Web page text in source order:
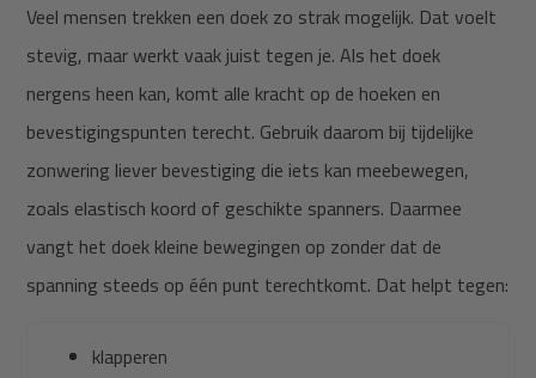
Veel mensen trekken een doek zo strak mogelijk. Dat voelt
stevig, maar werkt vaak juist tegen je. Als het doek
nergens heen kan, komt alle kracht op de hoeken en
bevestigingspunten terecht. Gebruik daarom bij tijdelijke
zonwering liever bevestiging die iets kan meebewegen,
zoals elastisch koord of geschikte spanners. Daarmee
vangt het doek kleine bewegingen op zonder dat de
spanning steeds op één punt terechtkomt. Dat helpt tegen:
klapperen